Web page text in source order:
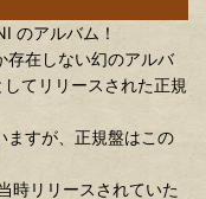
のアルバム！
存在しない幻のアルバ
てリリースされた正規
ますが、正規盤はこの
時リリースされていた